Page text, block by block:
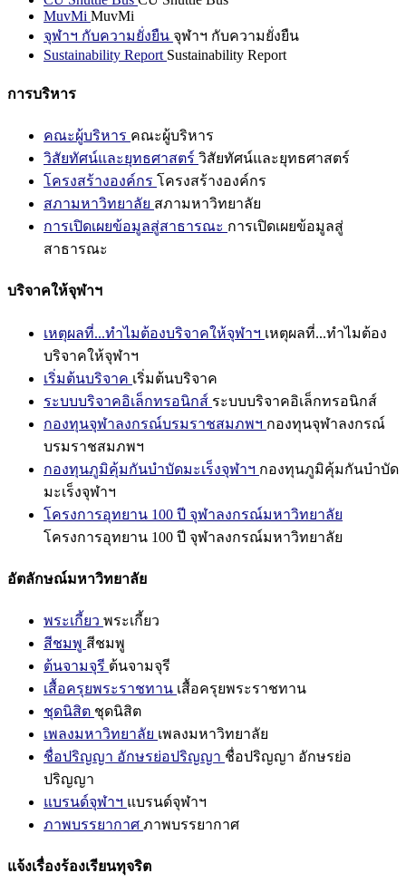
MuvMi MuvMi
จุฬาฯ กับความยั่งยืน จุฬาฯ กับความยั่งยืน
Sustainability Report Sustainability Report
การบริหาร
คณะผู้บริหาร คณะผู้บริหาร
วิสัยทัศน์และยุทธศาสตร์ วิสัยทัศน์และยุทธศาสตร์
โครงสร้างองค์กร โครงสร้างองค์กร
สภามหาวิทยาลัย สภามหาวิทยาลัย
การเปิดเผยข้อมูลสู่สาธารณะ การเปิดเผยข้อมูลสู่
สาธารณะ
บริจาคให้จุฬาฯ
เหตุผลที่...ทำไมต้องบริจาคให้จุฬาฯ เหตุผลที่...ทำไมต้อง
บริจาคให้จุฬาฯ
เริ่มต้นบริจาค เริ่มต้นบริจาค
ระบบบริจาคอิเล็กทรอนิกส์ ระบบบริจาคอิเล็กทรอนิกส์
กองทุนจุฬาลงกรณ์บรมราชสมภพฯ กองทุนจุฬาลงกรณ์
บรมราชสมภพฯ
กองทุนภูมิคุ้มกันบำบัดมะเร็งจุฬาฯ กองทุนภูมิคุ้มกันบำบัด
มะเร็งจุฬาฯ
โครงการอุทยาน 100 ปี จุฬาลงกรณ์มหาวิทยาลัย
โครงการอุทยาน 100 ปี จุฬาลงกรณ์มหาวิทยาลัย
อัตลักษณ์มหาวิทยาลัย
พระเกี้ยว พระเกี้ยว
สีชมพู สีชมพู
ต้นจามจุรี ต้นจามจุรี
เสื้อครุยพระราชทาน เสื้อครุยพระราชทาน
ชุดนิสิต ชุดนิสิต
เพลงมหาวิทยาลัย เพลงมหาวิทยาลัย
ชื่อปริญญา อักษรย่อปริญญา ชื่อปริญญา อักษรย่อ
ปริญญา
แบรนด์จุฬาฯ แบรนด์จุฬาฯ
ภาพบรรยากาศ ภาพบรรยากาศ
แจ้งเรื่องร้องเรียนทุจริต